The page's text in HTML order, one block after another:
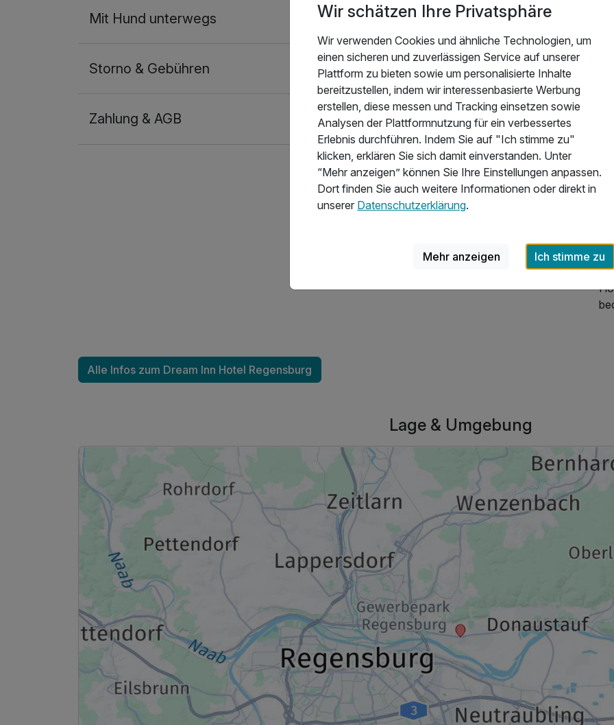
Zusatznächte
p.P. ab200,00 €
275,00 €
Mit Hund unterwegs
Storno & Gebühren
Zahlung & AGB
Alle Infos zum Dream Inn Hotel Regensburg
Lage & Umgebung
Wir schätzen Ihre Privatsphäre
Wir verwenden Cookies und ähnliche Technologien, um
einen sicheren und zuverlässigen Service auf unserer
Plattform zu bieten sowie um personalisierte Inhalte
bereitzustellen, indem wir interessenbasierte Werbung
erstellen, diese messen und Tracking einsetzen sowie
Analysen der Plattformnutzung für ein verbessertes
Erlebnis durchführen. Indem Sie auf "Ich stimme zu"
klicken, erklären Sie sich damit einverstanden. Unter
“Mehr anzeigen” können Sie Ihre Einstellungen anpassen.
Dort finden Sie auch weitere Informationen oder direkt in
unserer Datenschutzerklärung.
Mehr anzeigen Ich stimme zu